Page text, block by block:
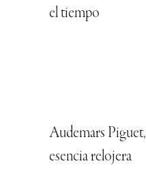
el tiempo
Audemars Piguet,
esencia relojera